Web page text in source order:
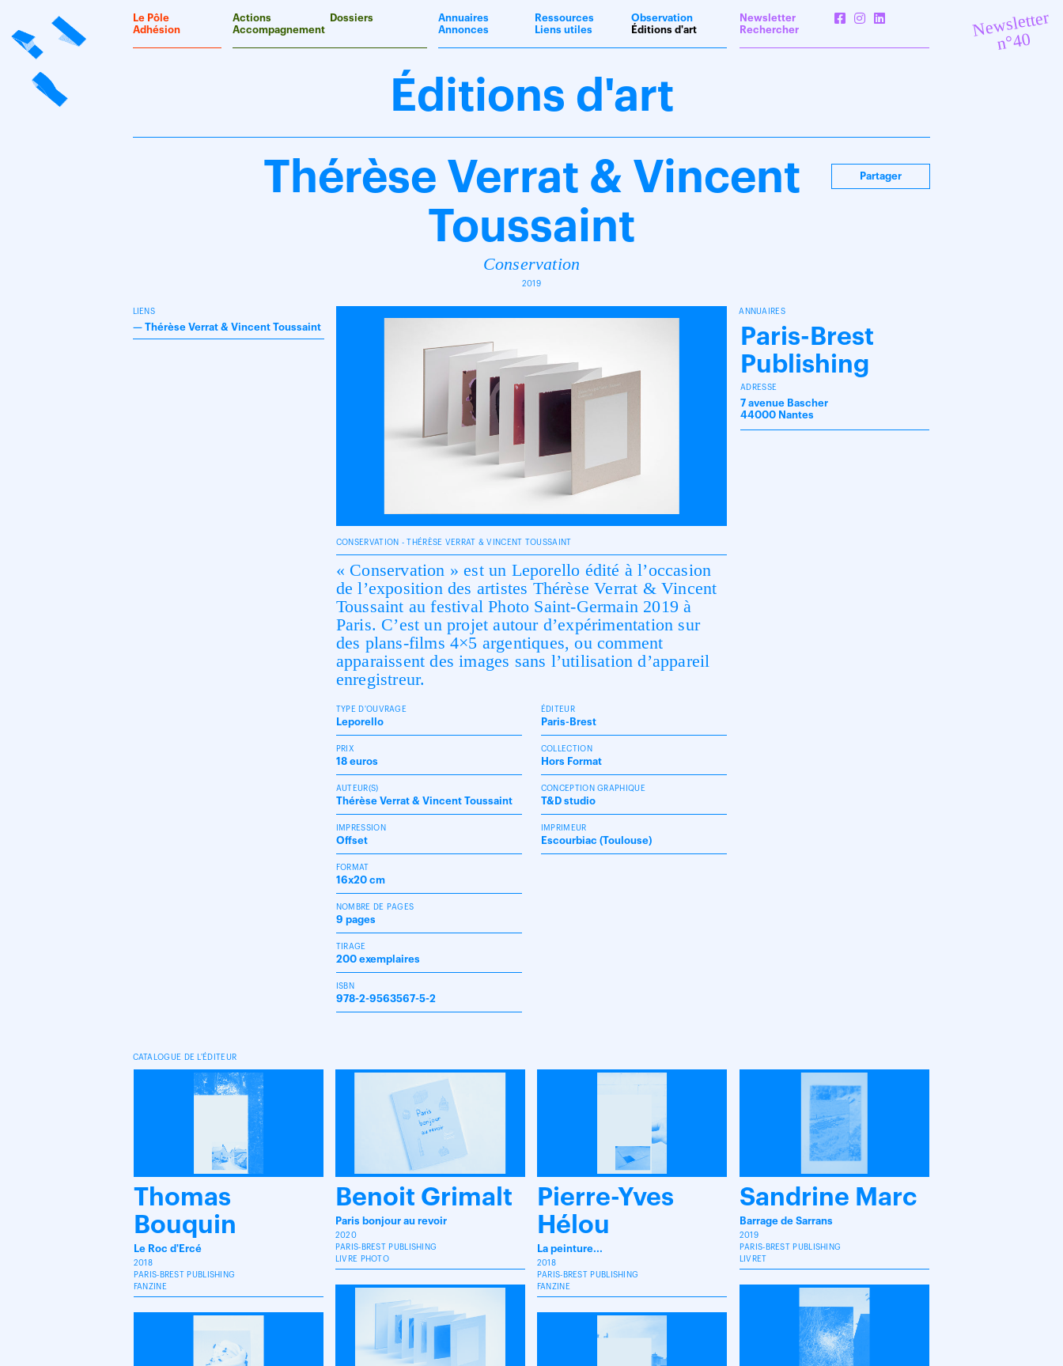
Newsletter
n°40
Le Pôle
Adhésion
Actions
Accompagnement
Dossiers
Annuaires
Annonces
Ressources
Liens utiles
Observation
Éditions d'art
Newsletter
Rechercher
Éditions d'art
Partager
Thérèse Verrat & Vincent
Toussaint
Conservation
2019
CONSERVATION - THÉRÈSE VERRAT & VINCENT TOUSSAINT
« Conservation » est un Leporello édité à l’occasion
de l’exposition des artistes Thérèse Verrat & Vincent
Toussaint au festival Photo Saint-Germain 2019 à
Paris. C’est un projet autour d’expérimentation sur
des plans-films 4×5 argentiques, ou comment
apparaissent des images sans l’utilisation d’appareil
enregistreur.
TYPE D'OUVRAGE
Leporello
PRIX
18 euros
AUTEUR(S)
Thérèse Verrat & Vincent Toussaint
IMPRESSION
Offset
FORMAT
16x20 cm
NOMBRE DE PAGES
9 pages
TIRAGE
200 exemplaires
ISBN
978-2-9563567-5-2
ÉDITEUR
Paris-Brest
COLLECTION
Hors Format
CONCEPTION GRAPHIQUE
T&D studio
IMPRIMEUR
Escourbiac (Toulouse)
LIENS
— Thérèse Verrat & Vincent Toussaint
ANNUAIRES
Paris-Brest
Publishing
ADRESSE
7 avenue Bascher
44000 Nantes
CATALOGUE DE L'ÉDITEUR
Thomas
Bouquin
Le Roc d'Ercé
2018
PARIS-BREST PUBLISHING
FANZINE
Benoit Grimalt
Paris bonjour au revoir
2020
PARIS-BREST PUBLISHING
LIVRE PHOTO
Pierre-Yves
Hélou
La peinture...
2018
PARIS-BREST PUBLISHING
FANZINE
Sandrine Marc
Barrage de Sarrans
2019
PARIS-BREST PUBLISHING
LIVRET